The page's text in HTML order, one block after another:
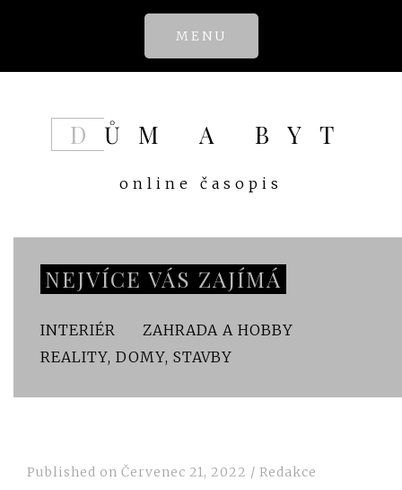
content
MENU
DŮM A BYT
online časopis
NEJVÍCE VÁS ZAJÍMÁ
INTERIÉR
ZAHRADA A HOBBY
REALITY, DOMY, STAVBY
Published on Červenec 21, 2022 / Redakce